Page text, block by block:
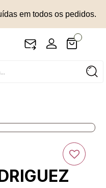
em todos os pedidos.